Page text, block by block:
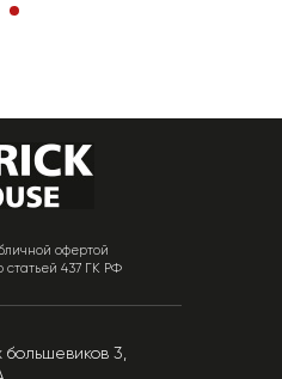
офертой
статьей 437 ГК РФ
3,